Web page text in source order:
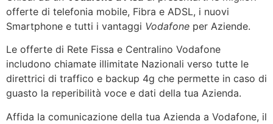
offerte di telefonia mobile, Fibra e ADSL, i nuovi
Smartphone e tutti i vantaggi Vodafone per Aziende.
Le offerte di Rete Fissa e Centralino Vodafone
includono chiamate illimitate Nazionali verso tutte le
direttrici di traffico e backup 4g che permette in caso di
guasto la reperibilità voce e dati della tua Azienda.
Affida la comunicazione della tua Azienda a Vodafone, il